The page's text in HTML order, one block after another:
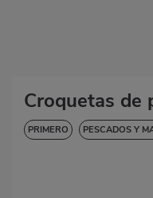
Croquetas de
PRIMERO PESCADOS Y